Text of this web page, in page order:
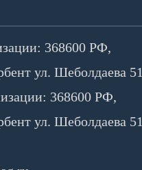
368600 РФ,
ул. Шеболдаева
368600 РФ,
ул. Шеболдаева